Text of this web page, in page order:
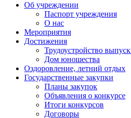
Об учреждении
Паспорт учреждения
О нас
Мероприятия
Достижения
Трудоустройство
Дом юношества
Оздоровление, летний отдых
Государственные закупки
Планы закупок
Объявления о конкурсе
Итоги конкурсов
Договоры